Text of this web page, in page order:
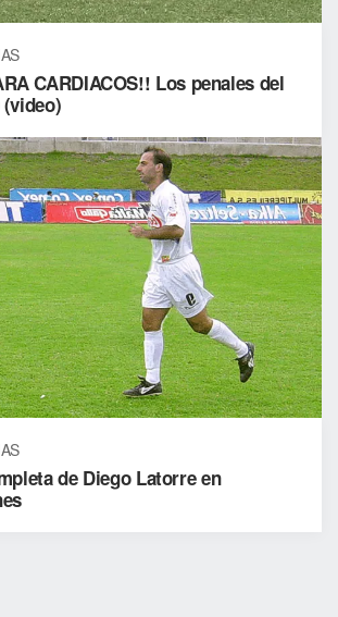
CARDIACOS!! Los penales del
de Diego Latorre en